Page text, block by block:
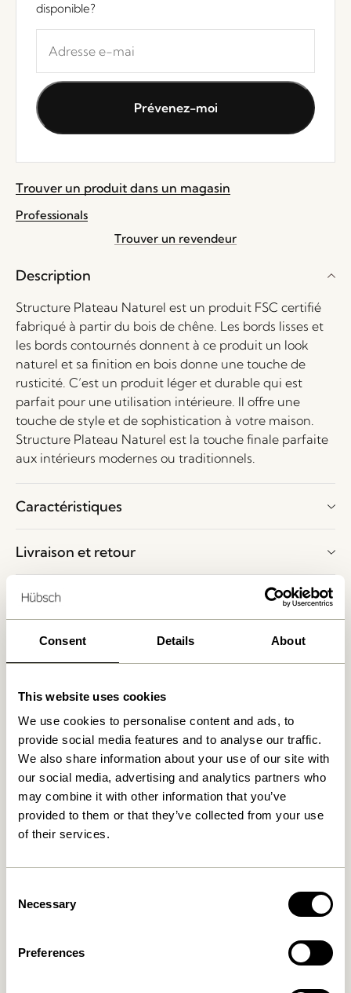
Consent Details About
This website uses cookies
We use cookies to personalise content and ads, to
provide social media features and to analyse our traffic.
We also share information about your use of our site with
our social media, advertising and analytics partners who
may combine it with other information that you’ve
provided to them or that they’ve collected from your use
of their services.
Selection
Necessary
Preferences
disponible?
votre
adresse
e-
mail
pour
liste
d'attente
pour
Prévenez-moi
Trouver un produit dans un magasin
Professionals
Trouver un revendeur
Description
Structure Plateau Naturel est un produit FSC certifié
fabriqué à partir du bois de chêne. Les bords lisses et
les bords contournés donnent à ce produit un look
naturel et sa finition en bois donne une touche de
rusticité. C’est un produit léger et durable qui est
parfait pour une utilisation intérieure. Il offre une
touche de style et de sophistication à votre maison.
Structure Plateau Naturel est la touche finale parfaite
aux intérieurs modernes ou traditionnels.
Caractéristiques
Livraison et retour
Veuillez écrire à
shop@hubsch-interior.com
ou
Herning, Danemark.
Livraison 1-4 jours ouvrables
Retour 30 jours
Livraison gratuite à partir de499 DKK*
Produits similaires